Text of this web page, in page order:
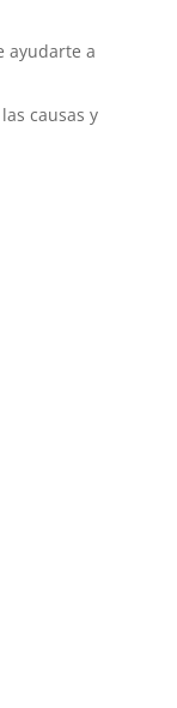
ayudarte a
causas y